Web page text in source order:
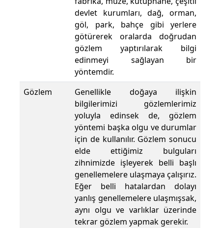
devlet kurumları, dağ, orman,
göl, park, bahçe gibi yerlere
götürerek oralarda doğrudan
gözlem yaptırılarak bilgi
edinmeyi sağlayan bir
yöntemdir.
Gözlem
Genellikle doğaya ilişkin
bilgilerimizi gözlemlerimiz
yoluyla edinsek de, gözlem
yöntemi başka olgu ve durumlar
için de kullanılır. Gözlem sonucu
elde ettiğimiz bulguları
zihnimizde işleyerek belli başlı
genellemelere ulaşmaya çalışırız.
Eğer belli hatalardan dolayı
yanlış genellemelere ulaşmışsak,
aynı olgu ve varlıklar üzerinde
tekrar gözlem yapmak gerekir.